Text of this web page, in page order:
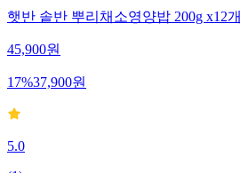
햇반 솥반 뿌리채소영양밥 200g x12
45,900원
17%37,900원
5.0